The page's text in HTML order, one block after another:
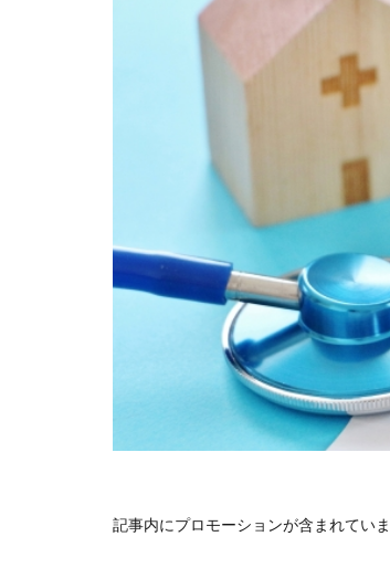
記事内にプロモーションが含まれてい